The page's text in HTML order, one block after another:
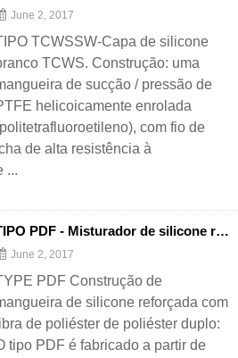
June 2, 2017
TCWSSW-Capa de silicone
TCWS. Construção: uma
de sucção / pressão de
helicoicamente enrolada
com fio de
de alta resistência à
...
TIPO PDF - Misturador de silicone reforçado com fibra de poliéster dupla poliéster
June 2, 2017
PDF Construção de
de silicone reforçada com
de poliéster de poliéster duplo:
tipo PDF é fabricado a partir de